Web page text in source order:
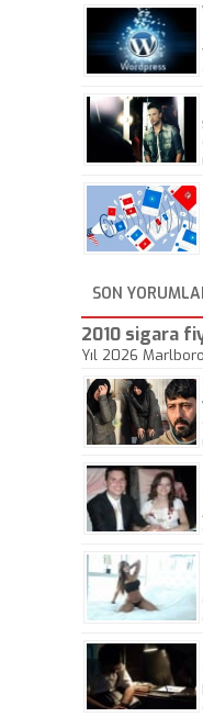
SON
2010 sigara
Yıl 2026